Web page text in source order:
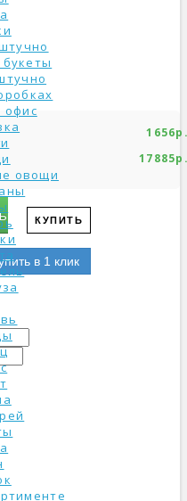
офис
овощи
КУПИТЬ
в 1 клик